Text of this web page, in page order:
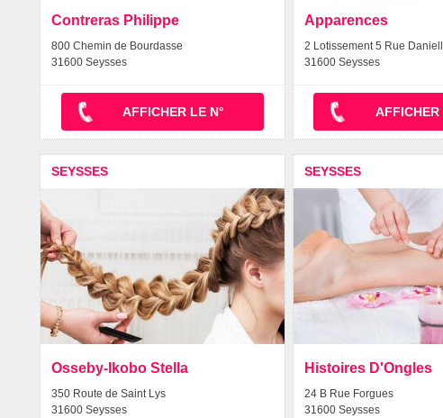
Contreras Philippe
800 Chemin de Bourdasse
31600 Seysses
AFFICHER LE N°
Apparences
2 Lotissement 5 Rue
31600 Seysses
AFFICHER
SEYSSES
Osseby-Ikobo Stella
350 Route de Saint Lys
31600 Seysses
SEYSSES
Histoires D'Ongles
24 B Rue Forgues
31600 Seysses